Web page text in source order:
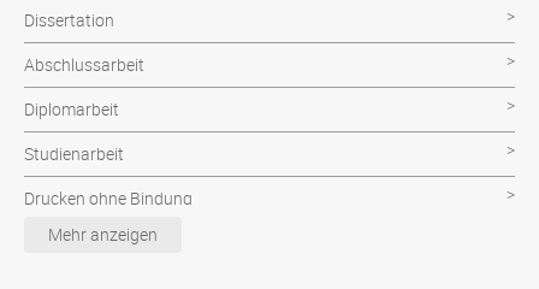
Dissertation
Abschlussarbeit
Diplomarbeit
Studienarbeit
Drucken ohne Bindung
Poster & CAD Plot
Mehr anzeigen